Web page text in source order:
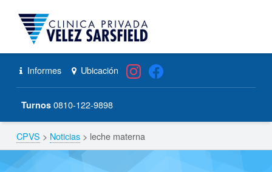
leche materna – CPVS
Primary Menu
Header info sidebar Informes Ubicación
Turnos 0810-122-9898
Breadcrumbs navigation
CPVS > Noticias> leche materna